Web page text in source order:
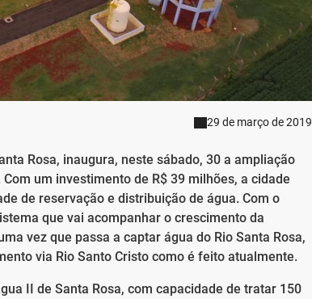
29 de março de 2019
Rosa, inaugura, neste sábado, 30 a ampliação
um investimento de R$ 39 milhões, a cidade
de reservação e distribuição de água. Com o
que vai acompanhar o crescimento da
vez que passa a captar água do Rio Santa Rosa,
via Rio Santo Cristo como é feito atualmente.
II de Santa Rosa, com capacidade de tratar 150